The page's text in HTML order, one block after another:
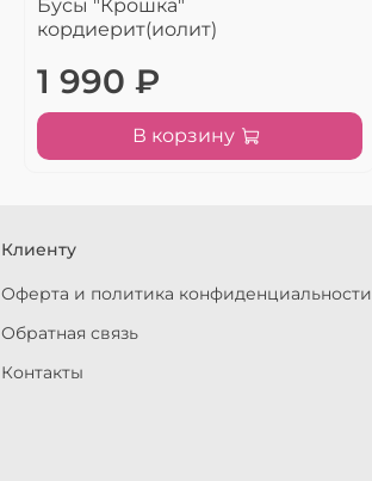
Бусы "Крошка"
кордиерит(иолит)
1 990 ₽
В корзину
Клиенту
Оферта и политика конфиденциальности
Обратная связь
Контакты